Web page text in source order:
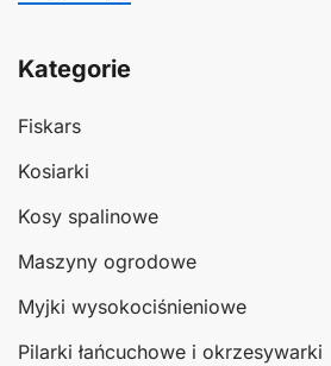
Kategorie
Fiskars
Kosiarki
Kosy spalinowe
Maszyny ogrodowe
Myjki wysokociśnieniowe
Pilarki łańcuchowe i okrzesywarki